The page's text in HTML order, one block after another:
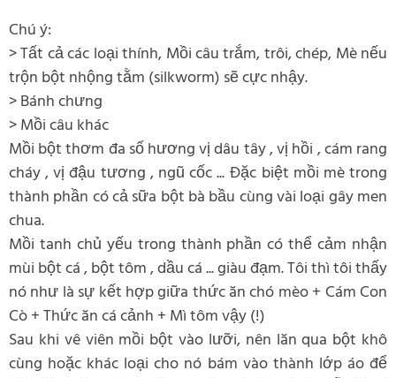
Chú ý:
> Tất cả các loại thính, Mồi câu trắm, trôi, chép, Mè nếu
trộn bột nhộng tằm (silkworm) sẽ cực nhậy.
> Bánh chưng
> Mồi câu khác
Mồi bột thơm đa số hương vị dâu tây , vị hồi , cám rang
cháy , vị đậu tương , ngũ cốc ... Đặc biệt mồi mè trong
thành phần có cả sữa bột bà bầu cùng vài loại gây men
chua.
Mồi tanh chủ yếu trong thành phần có thể cảm nhận
mùi bột cá , bột tôm , dầu cá ... giàu đạm. Tôi thì tôi thấy
nó như là sự kết hợp giữa thức ăn chó mèo + Cám Con
Cò + Thức ăn cá cảnh + Mì tôm vậy (!)
Sau khi vê viên mồi bột vào lưỡi, nên lăn qua bột khô
cùng hoặc khác loại cho nó bám vào thành lớp áo để